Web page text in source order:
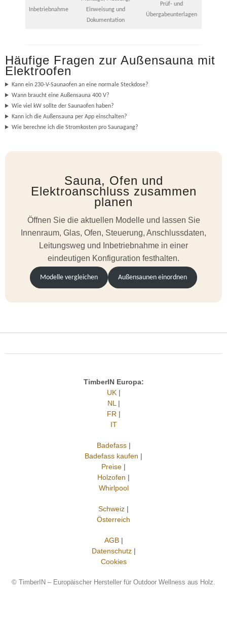
Inbetriebnahme
Einweisung und
Dokumentation
Prüf- und
Übergabeunterlagen
Häufige Fragen zur Außensauna mit
Elektroofen
Kann ein 230-V-Saunaofen an eine normale Steckdose?
Wann braucht eine Außensauna 400 V?
Wie viel kW sollte der Saunaofen haben?
Kann ich die Außensauna per App einschalten?
Wie berechne ich die Stromkosten pro Saunagang?
Sauna, Ofen und
Elektroanschluss zusammen
planen
Öffnen Sie die aktuellen Modelle und lassen Sie
Innenraum, Glas, Ofen, Steuerung, Anschlussdaten,
Leitungsweg und Inbetriebnahme in einer
eindeutigen Konfiguration festhalten.
Modelle vergleichen Außensaunen einordnen
TimberIN Europa:
UK|
NL|
FR|
IT
Badefass|
Badefass kaufen |
Preise |
Holzofen |
Whirlpool
Schweiz |
Österreich
AGB|
Datenschutz|
Cookies
© TimberIN – Europäischer Hersteller für Outdoor Wellness aus Holz.